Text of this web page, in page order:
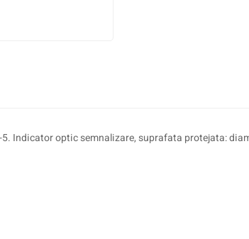
Indicator optic semnalizare, suprafata protejata: